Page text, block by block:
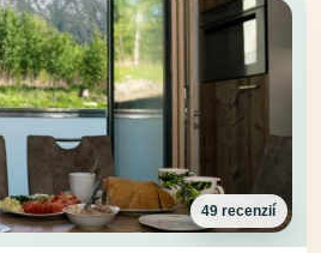
49 recenzií